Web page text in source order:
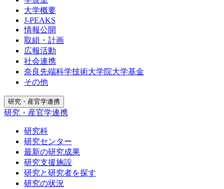
大学概要
J-PEAKS
情報公開
取組・計画
広報活動
社会連携
奈良先端科学技術大学院大学基金
その他
研究・産官学連携
研究・産官学連携
研究科
研究センター
最新の研究成果
研究支援施設
研究と研究者を探す
研究の状況